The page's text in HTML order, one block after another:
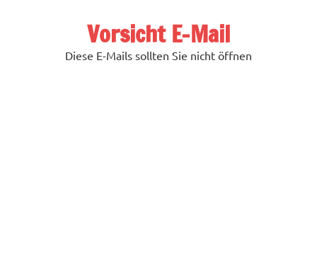
Vorsicht E-Mail
Diese E-Mails sollten Sie nicht öffnen